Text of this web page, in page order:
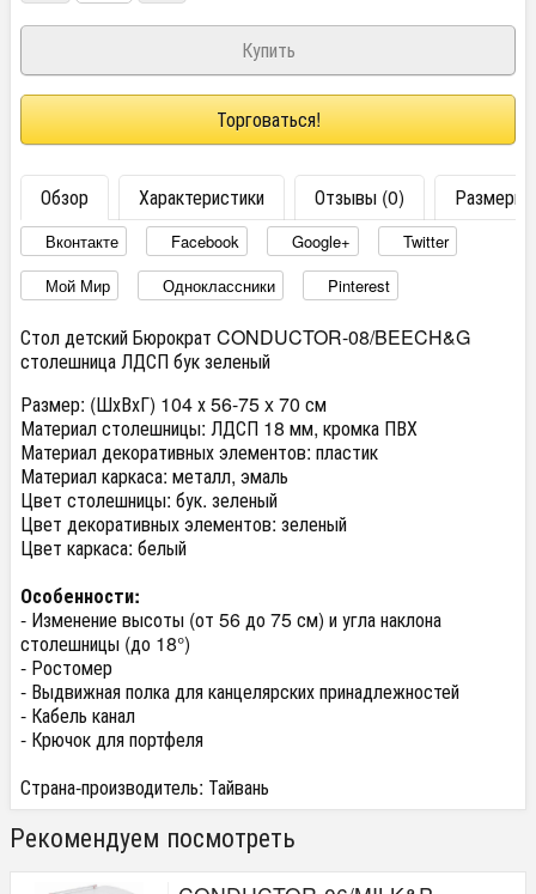
Торговаться!
Обзор Характеристики Отзывы (0) Размеры
Вконтакте Facebook Google+
Twitter
Мой Мир
Одноклассники Pinterest
Стол детский Бюрократ CONDUCTOR-08/BEECH&G
столешница ЛДСП бук зеленый
Размер: (ШхВхГ) 104 х 56-75 x 70 см
Материал столешницы: ЛДСП 18 мм, кромка ПВХ
Материал декоративных элементов: пластик
Материал каркаса: металл, эмаль
Цвет столешницы: бук. зеленый
Цвет декоративных элементов: зеленый
Цвет каркаса: белый
Особенности:
- Изменение высоты (от 56 до 75 см) и угла наклона
столешницы (до 18°)
- Ростомер
- Выдвижная полка для канцелярских принадлежностей
- Кабель канал
- Крючок для портфеля
Страна-производитель: Тайвань
Рекомендуем посмотреть